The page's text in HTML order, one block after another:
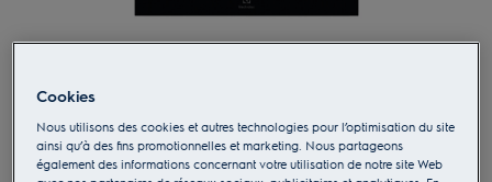
KVLBE08GH
Cookies
Nous utilisons des cookies et autres technologies pour l’optimisation du site
ainsi qu’à des fins promotionnelles et marketing. Nous partageons
également des informations concernant votre utilisation de notre site Web